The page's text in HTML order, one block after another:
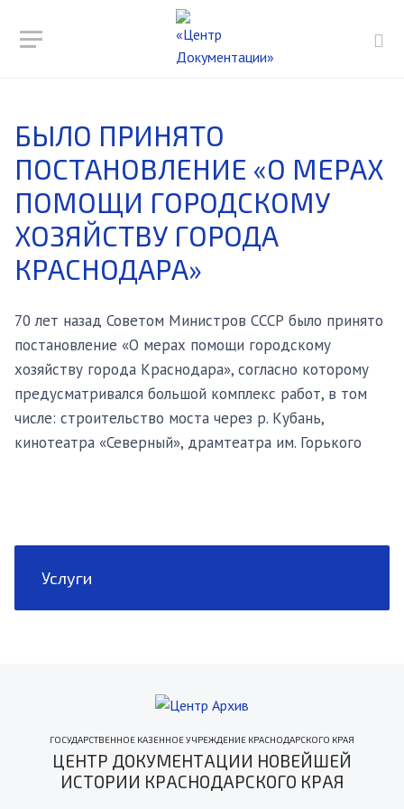
БЫЛО ПРИНЯТО
ПОСТАНОВЛЕНИЕ «О МЕРАХ
ПОМОЩИ ГОРОДСКОМУ
ХОЗЯЙСТВУ ГОРОДА
КРАСНОДАРА»
70 лет назад Советом Министров СССР было принято
постановление «О мерах помощи городскому
хозяйству города Краснодара», согласно которому
предусматривался большой комплекс работ, в том
числе: строительство моста через р. Кубань,
кинотеатра «Северный», драмтеатра им. Горького
Услуги
ГОСУДАРСТВЕННОЕ КАЗЕННОЕ УЧРЕЖДЕНИЕ КРАСНОДАРСКОГО КРАЯ
ЦЕНТР ДОКУМЕНТАЦИИ НОВЕЙШЕЙ
ИСТОРИИ КРАСНОДАРСКОГО КРАЯ